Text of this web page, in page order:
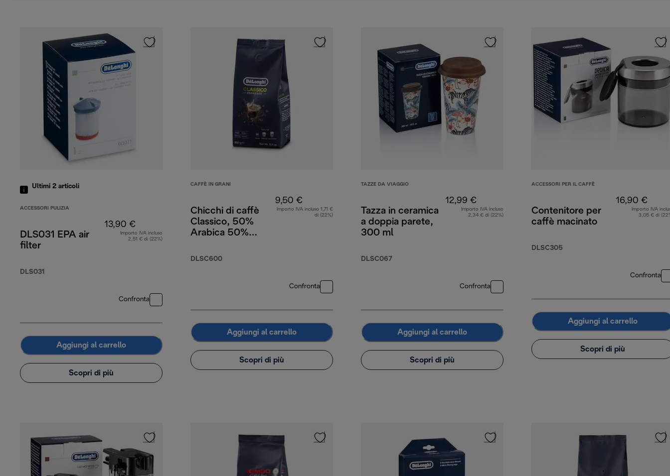
Ultimi 2 articoli
ACCESSORI PULIZIA
DLS031 EPA air
filter
DLS031
13,90 €
Importo IVA incluso
2,51 € di (22%)
Confronta
Aggiungi al carrello
Scopri di più
CAFFÈ IN GRANI
Chicchi di caffè
Classico, 50%
Arabica 50%
DLSC600
9,50 €
Importo IVA incluso 1,71 €
di (22%)
Confronta
Aggiungi al carrello
Scopri di più
TAZZE DA VIAGGIO
Tazza in ceramica
a doppia parete,
300 ml
DLSC067
12,99 €
Importo IVA incluso
2,34 € di (22%)
Confronta
Aggiungi al carrello
Scopri di più
ACCESSORI PER IL CAFFÈ
Contenitore per
caffè macinato
DLSC305
16,90 €
Importo IVA
3,05 € di
Confronta
Aggiungi al carrello
Scopri di più